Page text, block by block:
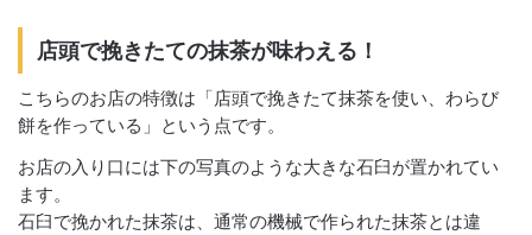
店頭で挽きたての抹茶が味わえる！
こちらのお店の特徴は「店頭で挽きたて抹茶を使い、わらび
餅を作っている」という点です。
お店の入り口には下の写真のような大きな石臼が置かれてい
ます。
石臼で挽かれた抹茶は、通常の機械で作られた抹茶とは違